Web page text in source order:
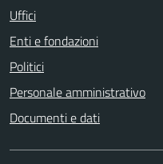
Uffici
Enti e fondazioni
Politici
Personale amministrativo
Documenti e dati